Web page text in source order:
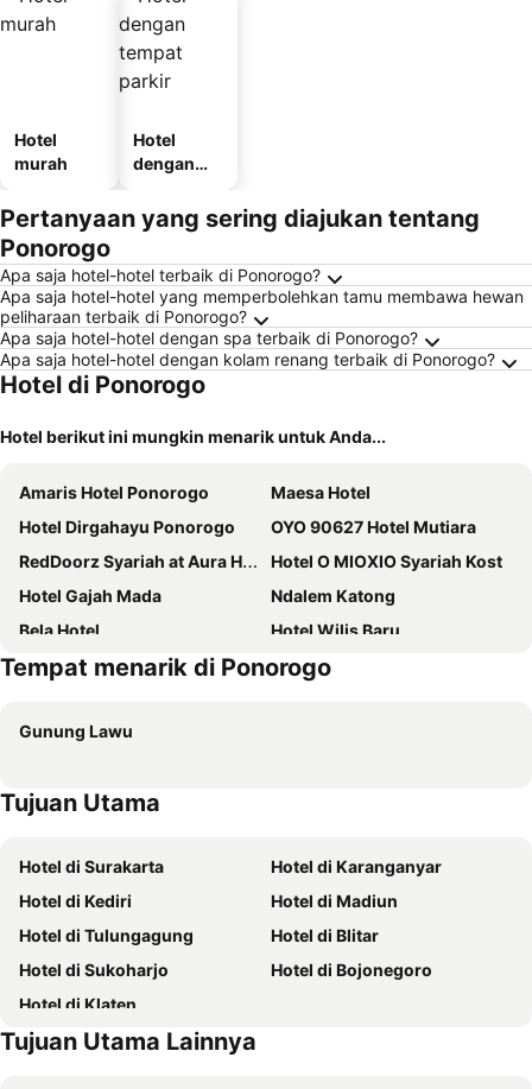
Hotel
murah
Hotel
dengan
parkir
Pertanyaan yang sering diajukan tentang
Ponorogo
Apa saja hotel-hotel terbaik di Ponorogo?
Apa saja hotel-hotel yang memperbolehkan tamu membawa hewan
peliharaan terbaik di Ponorogo?
Apa saja hotel-hotel dengan spa terbaik di Ponorogo?
Apa saja hotel-hotel dengan kolam renang terbaik di Ponorogo?
Hotel di Ponorogo
Hotel berikut ini mungkin menarik untuk Anda...
Amaris Hotel Ponorogo
Maesa Hotel
Hotel Dirgahayu Ponorogo
OYO 90627 Hotel Mutiara
RedDoorz Syariah at Aura Homestay
Hotel O MIOXIO Syariah Kost
Hotel Gajah Mada
Ndalem Katong
Bela Hotel
Hotel Wilis Baru
RedDoorz at Hotel Galaksi Ponorogo
Gajahmada
SPOT ON 1761 Hotel Dirgahayu
OYO 92168 Kost Pak Suyatno Syariah
Tempat menarik di Ponorogo
Gunung Lawu
Tujuan Utama
Hotel di Surakarta
Hotel di Karanganyar
Hotel di Kediri
Hotel di Madiun
Hotel di Tulungagung
Hotel di Blitar
Hotel di Sukoharjo
Hotel di Bojonegoro
Hotel di Klaten
Tujuan Utama Lainnya